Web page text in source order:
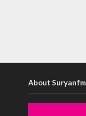
About Suryanfm